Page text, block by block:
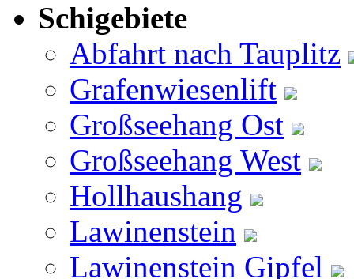
Schigebiete
Abfahrt nach Tauplitz
Grafenwiesenlift
Großseehang Ost
Großseehang West
Hollhaushang
Lawinenstein
Lawinenstein Gipfel